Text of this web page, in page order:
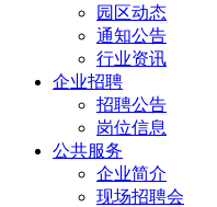
园区动态
通知公告
行业资讯
企业招聘
招聘公告
岗位信息
公共服务
企业简介
现场招聘会